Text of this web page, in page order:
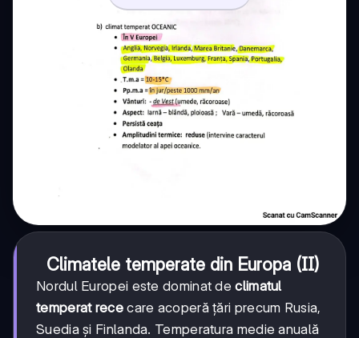
Climatele temperate din Europa (II)
Nordul Europei este dominat declimatul
temperat rececare acoperă țări precum Rusia,
Suedia și Finlanda. Temperatura medie anuală